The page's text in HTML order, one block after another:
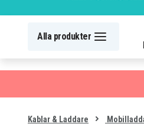
Alla produkter
Kablar & Laddare